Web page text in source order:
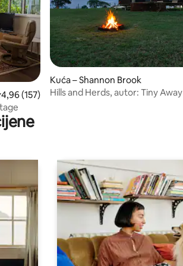
ocjena: 4,96/5, recenzija: 157
4,96 (157)
Kuća – Shannon Brook
Hills and Herds, autor: Tiny Away